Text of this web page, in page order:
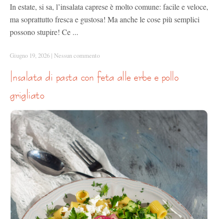
In estate, si sa, l’insalata caprese è molto comune: facile e veloce,
ma soprattutto fresca e gustosa! Ma anche le cose più semplici
possono stupire! Ce ...
Giugno 19, 2026 | Nessun commento
grigliato